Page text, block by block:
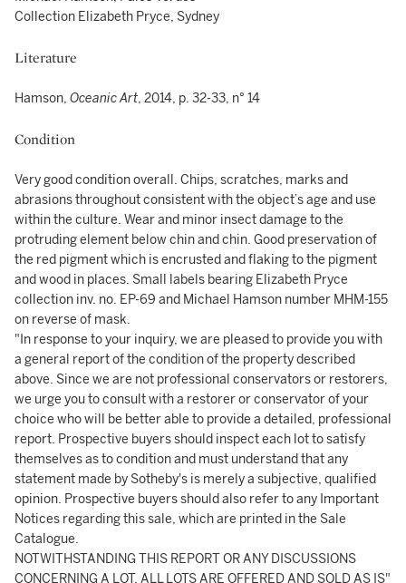
Collection Elizabeth Pryce, Sydney
Literature
Hamson, Oceanic Art, 2014, p. 32-33, n° 14
Condition
Very good condition overall. Chips, scratches, marks and
abrasions throughout consistent with the object’s age and use
within the culture. Wear and minor insect damage to the
protruding element below chin and chin. Good preservation of
the red pigment which is encrusted and flaking to the pigment
and wood in places. Small labels bearing Elizabeth Pryce
collection inv. no. EP-69 and Michael Hamson number MHM-155
on reverse of mask.
"In response to your inquiry, we are pleased to provide you with
a general report of the condition of the property described
above. Since we are not professional conservators or restorers,
we urge you to consult with a restorer or conservator of your
choice who will be better able to provide a detailed, professional
report. Prospective buyers should inspect each lot to satisfy
themselves as to condition and must understand that any
statement made by Sotheby's is merely a subjective, qualified
opinion. Prospective buyers should also refer to any Important
Notices regarding this sale, which are printed in the Sale
Catalogue.
NOTWITHSTANDING THIS REPORT OR ANY DISCUSSIONS
CONCERNING A LOT, ALL LOTS ARE OFFERED AND SOLD AS IS"